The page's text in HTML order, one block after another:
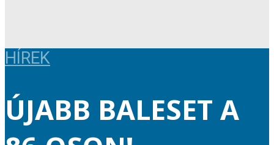
HÍREK
ÚJABB BALESET A